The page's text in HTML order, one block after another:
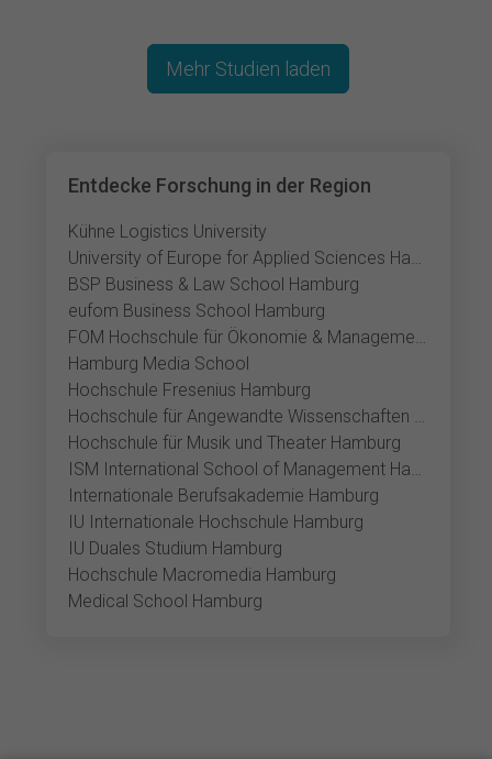
Entdecke Forschung in der Region
Kühne Logistics University
University of Europe for Applied Sciences Hamburg
BSP Business & Law School Hamburg
eufom Business School Hamburg
FOM Hochschule für Ökonomie & Management Hamburg
Hamburg Media School
Hochschule Fresenius Hamburg
Hochschule für Angewandte Wissenschaften Hamburg
Hochschule für Musik und Theater Hamburg
ISM International School of Management Hamburg
Internationale Berufsakademie Hamburg
IU Internationale Hochschule Hamburg
IU Duales Studium Hamburg
Hochschule Macromedia Hamburg
Medical School Hamburg
Mehr Studien laden